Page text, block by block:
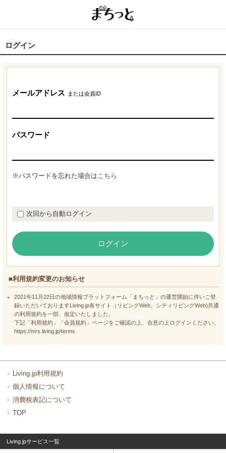
ログイン
メールアドレス または会員ID
パスワード
※パスワードを忘れた場合はこちら
次回から自動ログイン
ログイン
■利用規約変更のお知らせ
2021年11月22日の地域情報プラットフォーム「まちっと」の運営開始に伴いご登
録いただいておりますLiving.jp各サイト（リビングWeb、シティリビングWeb)共通
の利用規約を一部、改定いたしました。
下記「利用規約」「会員規約」ページをご確認の上、合意の上ログインください。
https://mrs.living.jp/terms
Living.jp利用規約
個人情報について
消費税表記について
TOP
Living.jpサービス一覧